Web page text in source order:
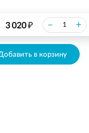
3 020₽ – +
в корзину